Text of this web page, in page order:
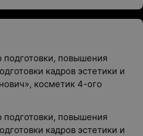
подготовки, повышения
кадров эстетики и
косметик 4-ого
подготовки, повышения
кадров эстетики и